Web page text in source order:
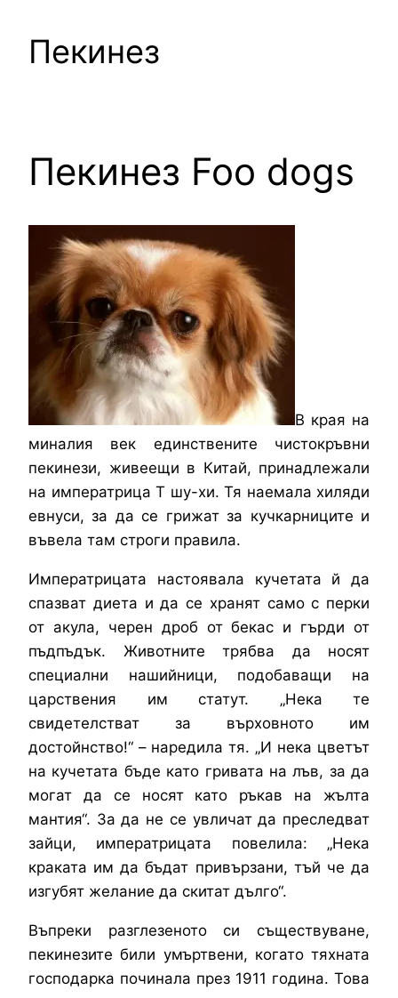
Пекинез
Пекинез Foo dogs
В края на
миналия век единствените чистокръвни
пекинези, живеещи в Китай, принадлежали
на императрица Т шу-хи. Тя наемала хиляди
евнуси, за да се грижат за кучкарниците и
въвела там строги правила.
Императрицата настоявала кучетата й да
спазват диета и да се хранят само с перки
от акула, черен дроб от бекас и гърди от
пъдпъдък. Животните трябва да носят
специални нашийници, подобаващи на
царствения им статут. „Нека те
свидетелстват за върховното им
достойнство!“ – наредила тя. „И нека цветът
на кучетата бъде като гривата на лъв, за да
могат да се носят като ръкав на жълта
мантия“. За да не се увличат да преследват
зайци, императрицата повелила: „Нека
краката им да бъдат привързани, тъй че да
изгубят желание да скитат дълго“.
Въпреки разглезеното си съществуване,
пекинезите били умъртвени, когато тяхната
господарка починала през 1911 година. Това